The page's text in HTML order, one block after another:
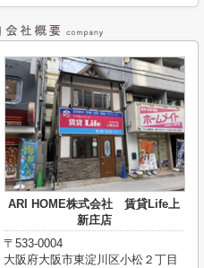
ARI HOME株式会社 賃貸Life上
新庄店
〒533-0004
大阪府大阪市東淀川区小松２丁目